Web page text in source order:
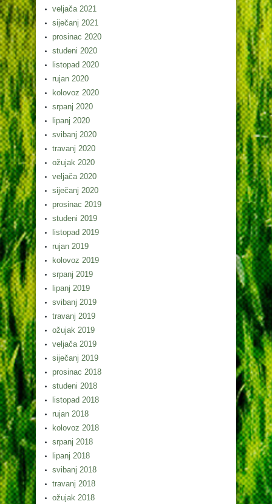
veljača 2021
siječanj 2021
prosinac 2020
studeni 2020
listopad 2020
rujan 2020
kolovoz 2020
srpanj 2020
lipanj 2020
svibanj 2020
travanj 2020
ožujak 2020
veljača 2020
siječanj 2020
prosinac 2019
studeni 2019
listopad 2019
rujan 2019
kolovoz 2019
srpanj 2019
lipanj 2019
svibanj 2019
travanj 2019
ožujak 2019
veljača 2019
siječanj 2019
prosinac 2018
studeni 2018
listopad 2018
rujan 2018
kolovoz 2018
srpanj 2018
lipanj 2018
svibanj 2018
travanj 2018
ožujak 2018